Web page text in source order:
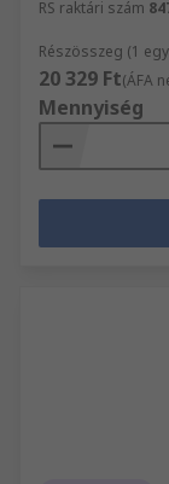
RS raktári szám
Részösszeg (1
20 329 Ft(ÁFA
Mennyiség